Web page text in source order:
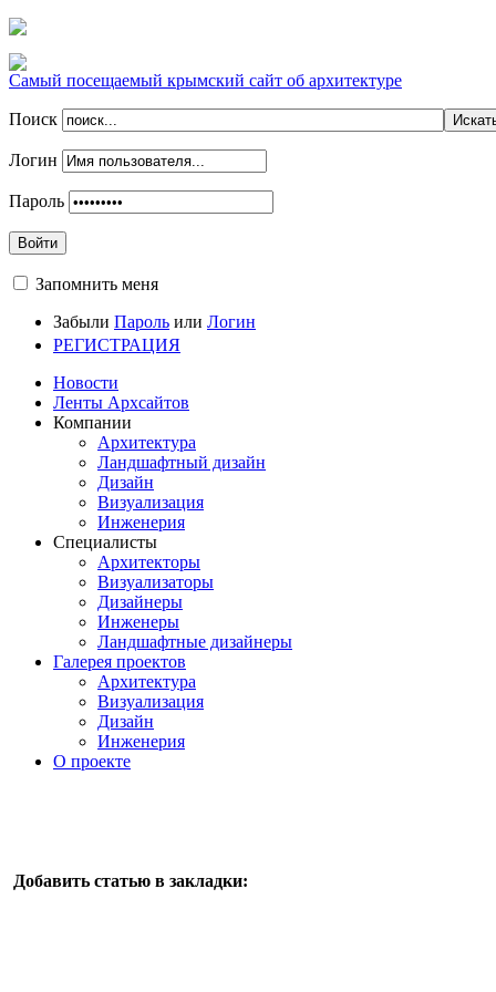
Самый посещаемый крымский сайт об архитектуре
Поиск
Логин
Пароль
Войти
Запомнить меня
Забыли Пароль или Логин
РЕГИСТРАЦИЯ
Новости
Ленты Архсайтов
Компании
Архитектура
Ландшафтный дизайн
Дизайн
Визуализация
Инженерия
Специалисты
Архитекторы
Визуализаторы
Дизайнеры
Инженеры
Ландшафтные дизайнеры
Галерея проектов
Архитектура
Визуализация
Дизайн
Инженерия
О проекте
Добавить статью в закладки: